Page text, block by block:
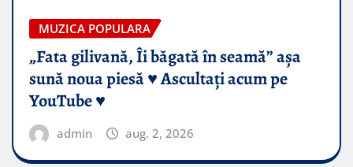
MUZICA POPULARA
„Fata gilivană, Îi băgată în seamă” așa
sună noua piesă ♥️ Ascultați acum pe
YouTube ♥️
admin aug. 2, 2026